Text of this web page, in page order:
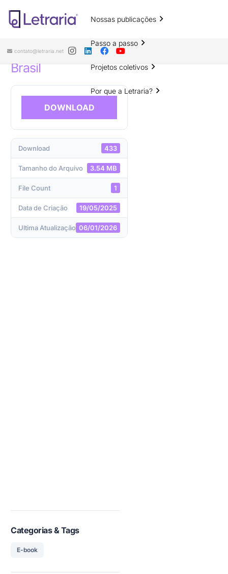
Nossas publicações
Passo a passo
Projetos coletivos
Por que a Letraria?
contato@letraria.net
Formação inicial e continuada de
professores de Português Língua
Estrangeira/Segunda Língua no
Brasil
DOWNLOAD
Download 433
Tamanho do Arquivo 3.54 MB
File Count 1
Data de Criação 19/05/2025
Ultima Atualização 06/01/2026
Categorias & Tags
E-book